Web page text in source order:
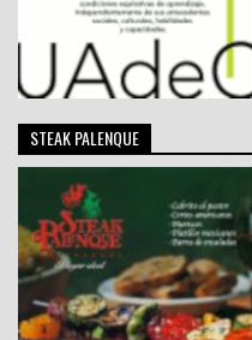
STEAK PALENQUE